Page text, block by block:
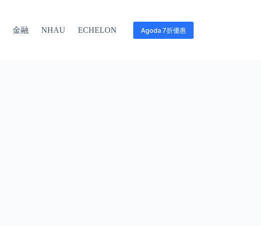
金融 NHAU ECHELON Agoda 7折優惠